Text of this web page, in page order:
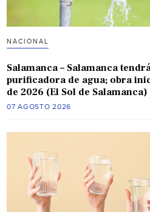
NACIONAL
Salamanca – Salamanca
purificadora de agua; obra
de 2026 (El Sol de Salamanca)
07 AGOSTO 2026